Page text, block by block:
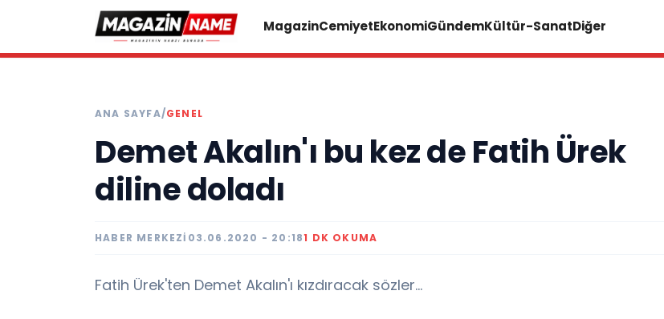
MagazinCemiyetEkonomiGündemKültür-SanatDiğer
ANA SAYFA/GENEL
Demet Akalın'ı bu kez de Fatih Ürek
diline doladı
HABER MERKEZI 03.06.2020 - 20:181 DK OKUMA
Fatih Ürek'ten Demet Akalın'ı kızdıracak sözler...